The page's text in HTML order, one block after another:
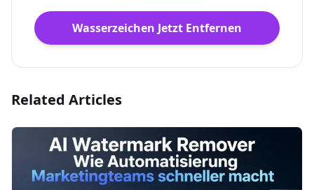
Wasserzeichen Jetzt Entfernen
Related Articles